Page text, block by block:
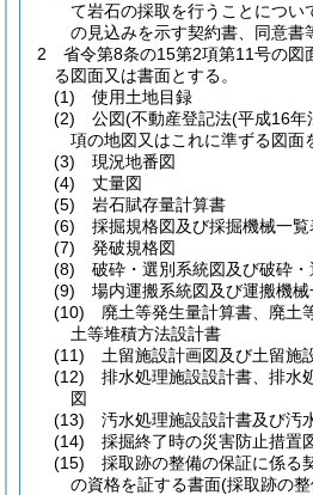
て岩石の採取を行うことについ
の見込みを示す契約書、同意書
2
省令第8条の15第2項第11号の図
る図面又は書面とする。
(1)
使用土地目録
(2)
公図(不動産登記法(平成16年
項の地図又はこれに準ずる図面
(3)
現況地番図
(4)
丈量図
(5)
岩石賦存量計算書
(6)
採掘規格図及び採掘機械一覧
(7)
発破規格図
(8)
破砕・選別系統図及び破砕
(9)
場内運搬系統図及び運搬機
(10)
廃土等発生量計算書、廃土
土等堆積方法設計書
(11)
土留施設計画図及び土留施
(12)
排水処理施設設計書、排水
図
(13)
汚水処理施設設計書及び汚
(14)
採掘終了時の災害防止措置
(15)
採取跡の整備の保証に係る
の資格を証する書面(採取跡の